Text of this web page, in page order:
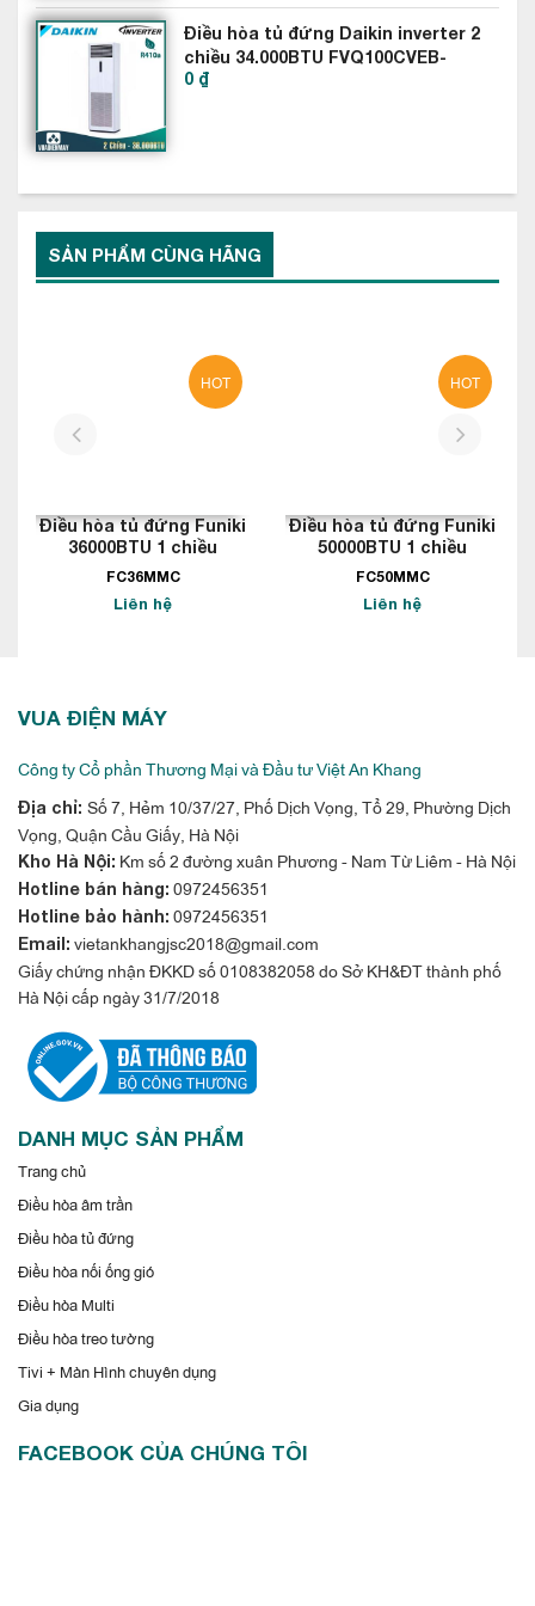
hai mùa của miền Bắc.
Điều hòa tủ đứng Daikin inverter 2
chiều 34.000BTU FVQ100CVEB-
RZQ100LV1
0 ₫
SẢN PHẨM CÙNG HÃNG
HOT
Điều hòa tủ đứng Funiki
36000BTU 1 chiều
FC36MMC
Liên hệ
HOT
Điều hòa tủ đứng Funiki
50000BTU 1 chiều
FC50MMC
Liên hệ
VUA ĐIỆN MÁY
Công ty Cổ phần Thương Mại và Đầu tư Việt An Khang
Địa chỉ: Số 7, Hẻm 10/37/27, Phố Dịch Vọng, Tổ 29, Phường Dịch
Vọng, Quận Cầu Giấy, Hà Nội
Kho Hà Nội: Km số 2 đường xuân Phương - Nam Từ Liêm - Hà Nội
Hotline bán hàng: 0972456351
Hotline bảo hành: 0972456351
Email: vietankhangjsc2018@gmail.com
Giấy chứng nhận ĐKKD số 0108382058 do Sở KH&ĐT thành phố
Hà Nội cấp ngày 31/7/2018
DANH MỤC SẢN PHẨM
Trang chủ
Điều hòa âm trần
Điều hòa tủ đứng
Điều hòa nối ống gió
Điều hòa Multi
Điều hòa treo tường
Tivi + Màn Hình chuyên dụng
Gia dụng
FACEBOOK CỦA CHÚNG TÔI